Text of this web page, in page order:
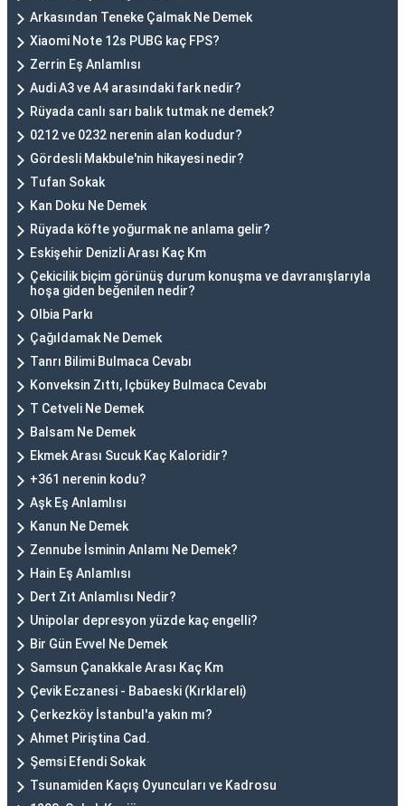
Arkasından Teneke Çalmak Ne Demek
Xiaomi Note 12s PUBG kaç FPS?
Zerrin Eş Anlamlısı
Audi A3 ve A4 arasındaki fark nedir?
Rüyada canlı sarı balık tutmak ne demek?
0212 ve 0232 nerenin alan kodudur?
Gördesli Makbule'nin hikayesi nedir?
Tufan Sokak
Kan Doku Ne Demek
Rüyada köfte yoğurmak ne anlama gelir?
Eskişehir Denizli Arası Kaç Km
Çekicilik biçim görünüş durum konuşma ve davranışlarıyla
hoşa giden beğenilen nedir?
Olbia Parkı
Çağıldamak Ne Demek
Tanrı Bilimi Bulmaca Cevabı
Konveksin Zıttı, Içbükey Bulmaca Cevabı
T Cetveli Ne Demek
Balsam Ne Demek
Ekmek Arası Sucuk Kaç Kaloridir?
+361 nerenin kodu?
Aşk Eş Anlamlısı
Kanun Ne Demek
Zennube İsminin Anlamı Ne Demek?
Hain Eş Anlamlısı
Dert Zıt Anlamlısı Nedir?
Unipolar depresyon yüzde kaç engelli?
Bir Gün Evvel Ne Demek
Samsun Çanakkale Arası Kaç Km
Çevik Eczanesi - Babaeski (Kırklareli)
Çerkezköy İstanbul'a yakın mı?
Ahmet Piriştina Cad.
Şemsi Efendi Sokak
Tsunamiden Kaçış Oyuncuları ve Kadrosu